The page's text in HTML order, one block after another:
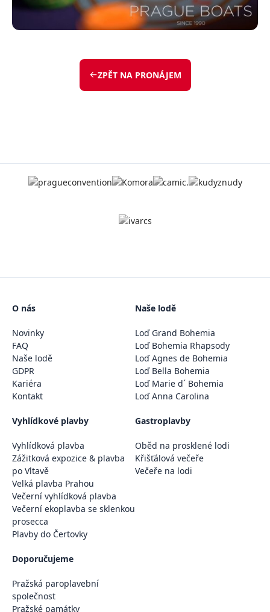
ZPĚT NA PRONÁJEM
O nás
Novinky
FAQ
Naše lodě
GDPR
Kariéra
Kontakt
Naše lodě
Loď Grand Bohemia
Loď Bohemia Rhapsody
Loď Agnes de Bohemia
Loď Bella Bohemia
Loď Marie d´ Bohemia
Loď Anna Carolina
Vyhlídkové plavby
Vyhlídková plavba
Zážitková expozice & plavba
po Vltavě
Velká plavba Prahou
Večerní vyhlídková plavba
Večerní ekoplavba se sklenkou
prosecca
Plavby do Čertovky
Gastroplavby
Oběd na prosklené lodi
Křišťálová večeře
Večeře na lodi
Doporučujeme
Pražská paroplavební
společnost
Pražské památky